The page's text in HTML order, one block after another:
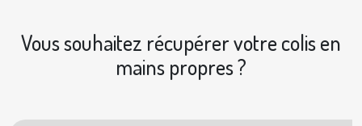
Vous souhaitez récupérer votre colis en
mains propres ?